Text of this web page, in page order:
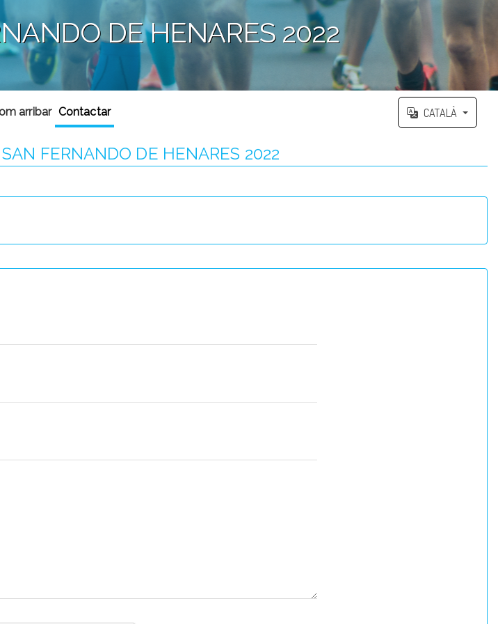
DE HENARES 2022
arribar Contactar CATALÀ
FERNANDO DE HENARES 2022